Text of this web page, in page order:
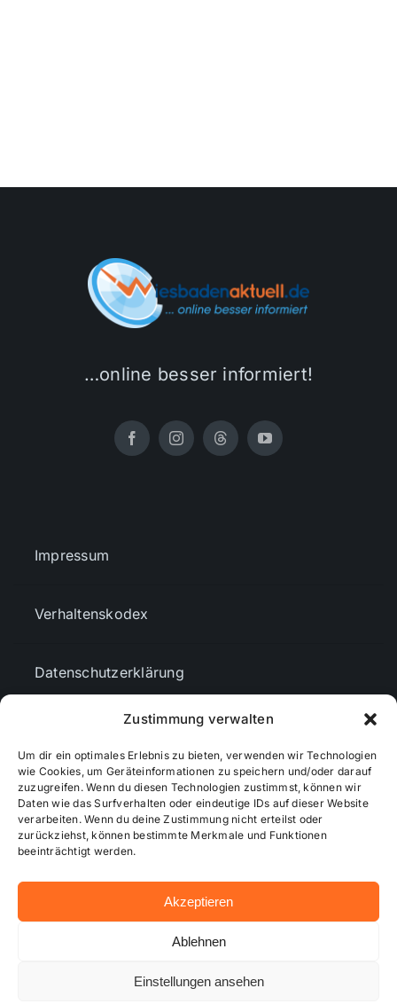
Zustimmung verwalten
Um dir ein optimales Erlebnis zu bieten, verwenden wir Technologien
wie Cookies, um Geräteinformationen zu speichern und/oder darauf
zuzugreifen. Wenn du diesen Technologien zustimmst, können wir
Daten wie das Surfverhalten oder eindeutige IDs auf dieser Website
verarbeiten. Wenn du deine Zustimmung nicht erteilst oder
zurückziehst, können bestimmte Merkmale und Funktionen
beeinträchtigt werden.
Akzeptieren
Ablehnen
Einstellungen ansehen
…online besser informiert!
Impressum
Verhaltenskodex
Datenschutzerklärung
Cookie-Richtlinie (EU)
Mediendaten
© 2026 - Wiesbadenaktuell ...online besser informiert!